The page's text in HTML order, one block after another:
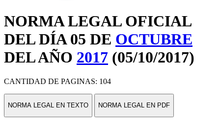
NORMA LEGAL OFICIAL
DEL DÍA 05 DE OCTUBRE
DEL AÑO 2017 (05/10/2017)
CANTIDAD DE PAGINAS: 104
NORMA LEGAL EN TEXTO NORMA LEGAL EN PDF